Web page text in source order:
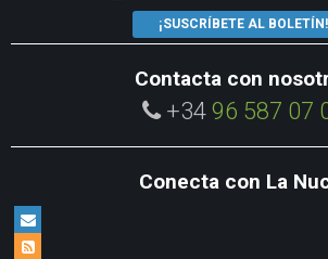
¡SUSCRÍBETE AL BOLETÍN!
Contacta con
+34 96 587 07
Conecta con La